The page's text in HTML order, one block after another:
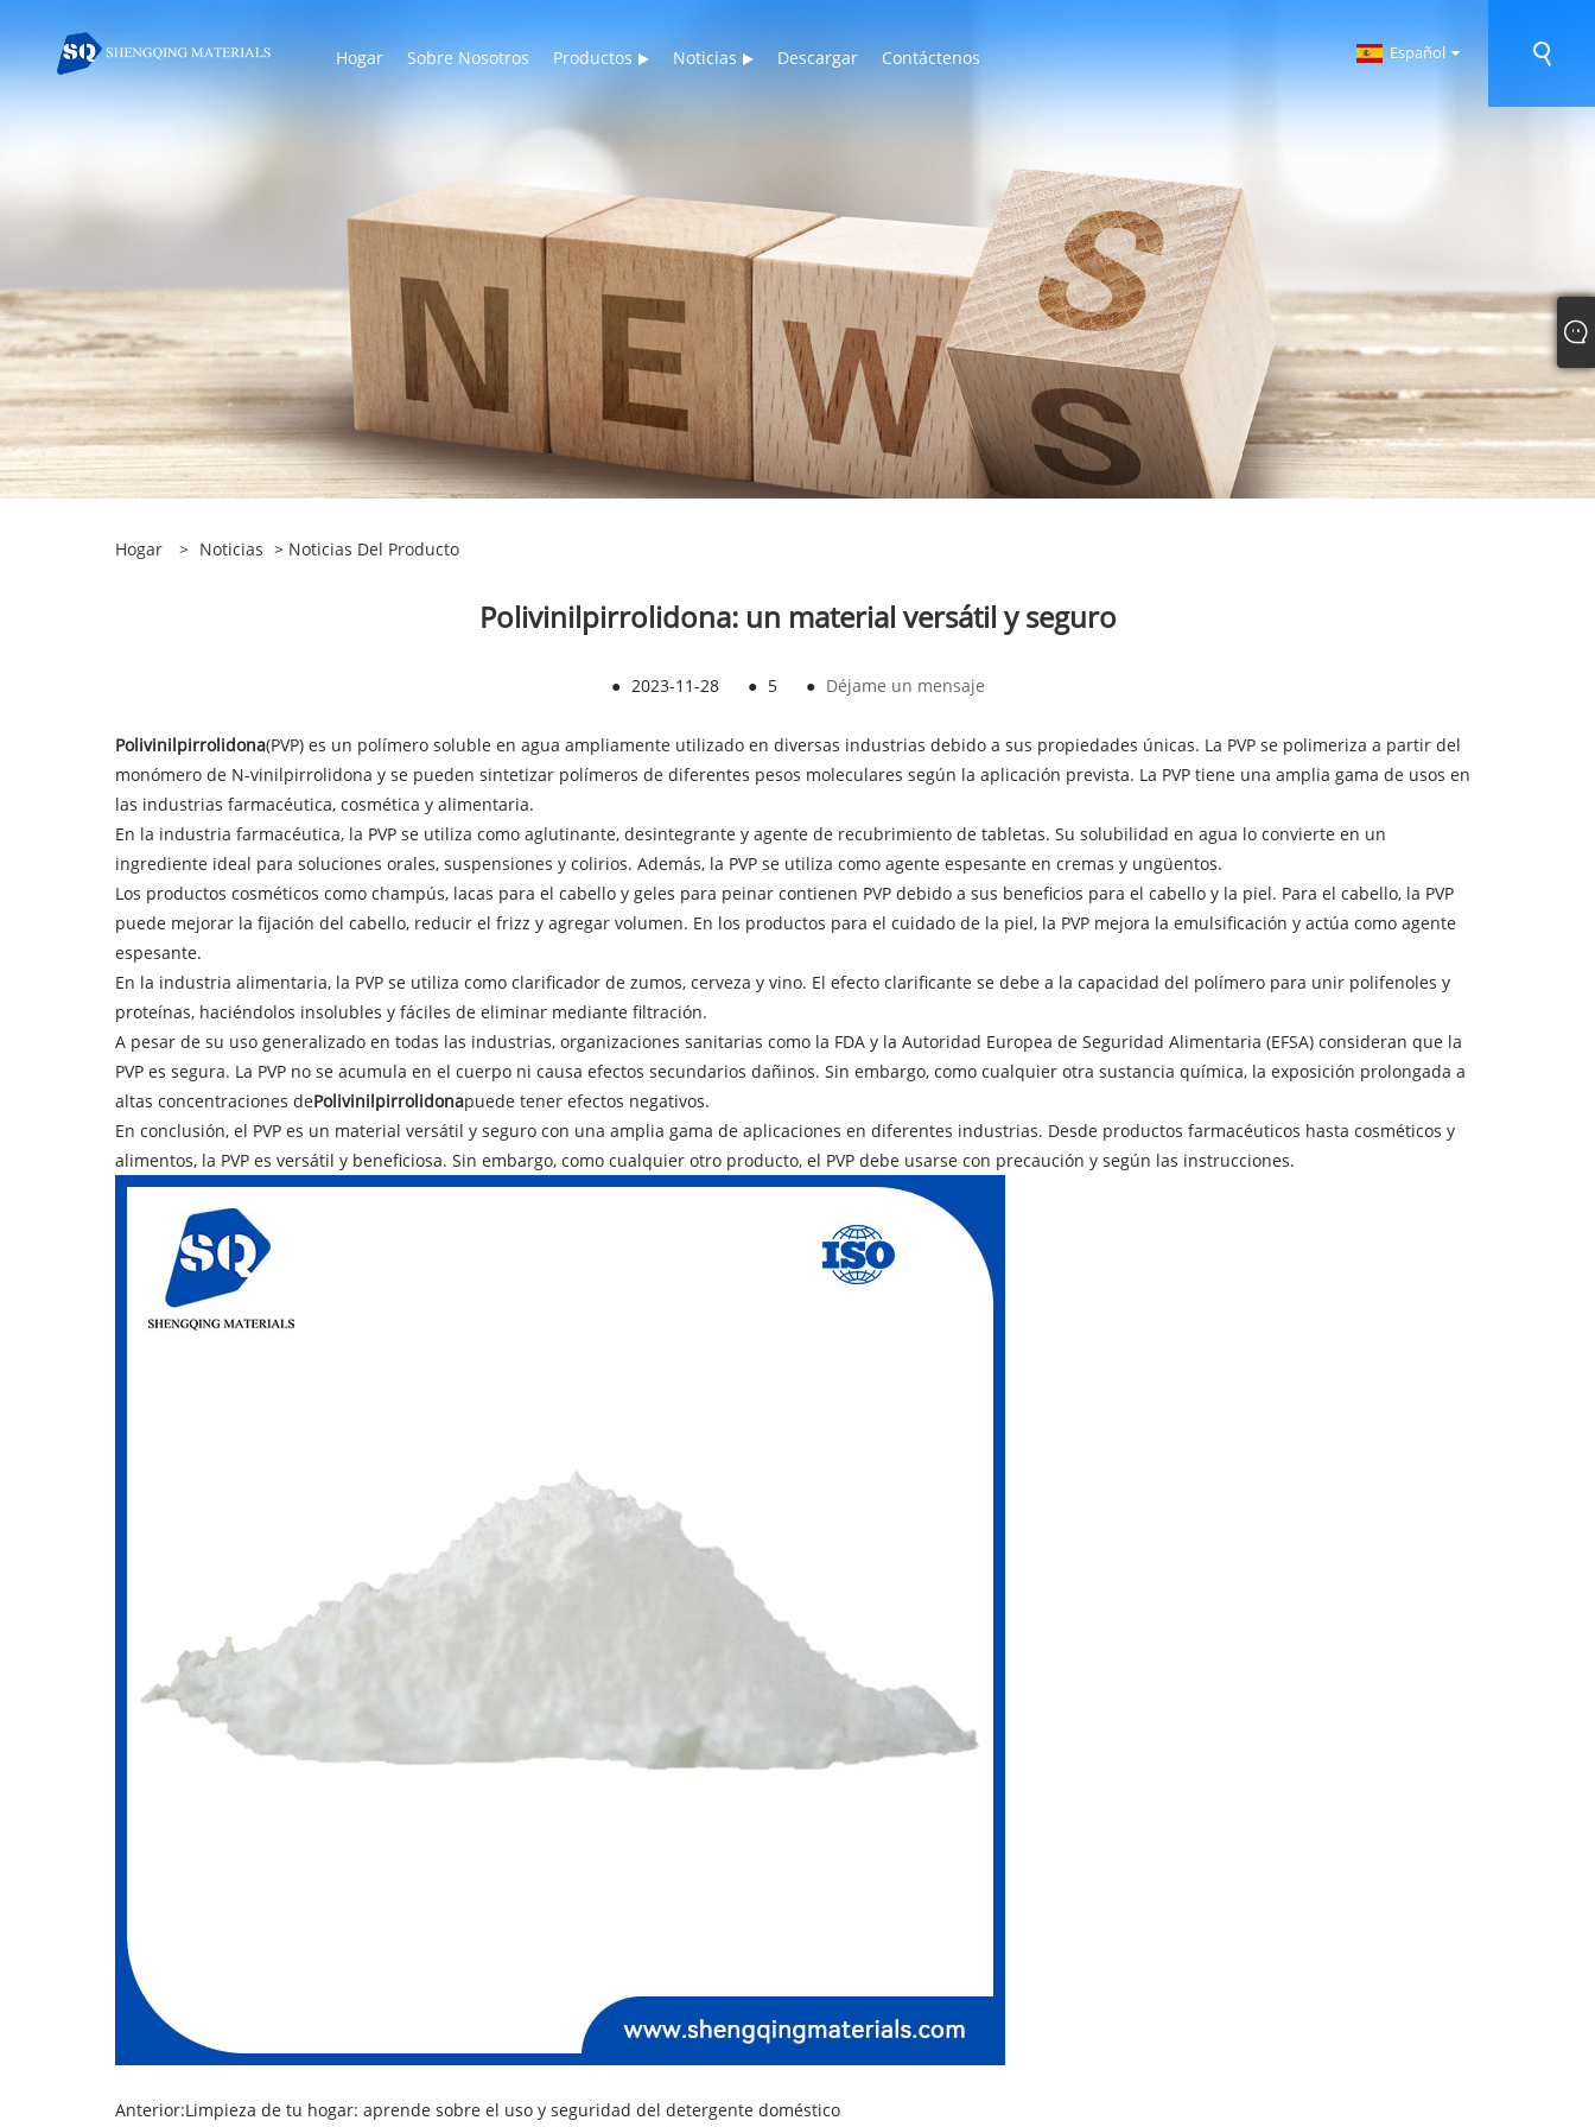
Hogar Sobre Nosotros Productos Noticias Descargar Contáctenos Español
Hogar > Noticias > Noticias Del Producto
​Polivinilpirrolidona: un material versátil y seguro
● 2023-11-28 ● 5 ● Déjame un mensaje
Polivinilpirrolidona(PVP) es un polímero soluble en agua ampliamente utilizado en diversas industrias debido a sus propiedades únicas. La PVP se polimeriza a partir del
monómero de N-vinilpirrolidona y se pueden sintetizar polímeros de diferentes pesos moleculares según la aplicación prevista. La PVP tiene una amplia gama de usos en
las industrias farmacéutica, cosmética y alimentaria.
En la industria farmacéutica, la PVP se utiliza como aglutinante, desintegrante y agente de recubrimiento de tabletas. Su solubilidad en agua lo convierte en un
ingrediente ideal para soluciones orales, suspensiones y colirios. Además, la PVP se utiliza como agente espesante en cremas y ungüentos.
Los productos cosméticos como champús, lacas para el cabello y geles para peinar contienen PVP debido a sus beneficios para el cabello y la piel. Para el cabello, la PVP
puede mejorar la fijación del cabello, reducir el frizz y agregar volumen. En los productos para el cuidado de la piel, la PVP mejora la emulsificación y actúa como agente
espesante.
En la industria alimentaria, la PVP se utiliza como clarificador de zumos, cerveza y vino. El efecto clarificante se debe a la capacidad del polímero para unir polifenoles y
proteínas, haciéndolos insolubles y fáciles de eliminar mediante filtración.
A pesar de su uso generalizado en todas las industrias, organizaciones sanitarias como la FDA y la Autoridad Europea de Seguridad Alimentaria (EFSA) consideran que la
PVP es segura. La PVP no se acumula en el cuerpo ni causa efectos secundarios dañinos. Sin embargo, como cualquier otra sustancia química, la exposición prolongada a
altas concentraciones dePolivinilpirrolidonapuede tener efectos negativos.
En conclusión, el PVP es un material versátil y seguro con una amplia gama de aplicaciones en diferentes industrias. Desde productos farmacéuticos hasta cosméticos y
alimentos, la PVP es versátil y beneficiosa. Sin embargo, como cualquier otro producto, el PVP debe usarse con precaución y según las instrucciones.
Anterior:Limpieza de tu hogar: aprende sobre el uso y seguridad del detergente doméstico